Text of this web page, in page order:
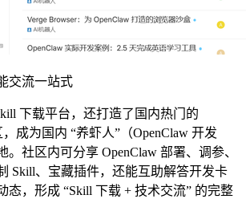
交流一站式
下载平台，还打造了国内热门的
成为国内 “养虾人”（OpenClaw 开发
。社区内可分享 OpenClaw 部署、调参、
Skill、宝藏插件，还能互助解答开发卡
态，形成 “Skill 下载 + 技术交流” 的完整